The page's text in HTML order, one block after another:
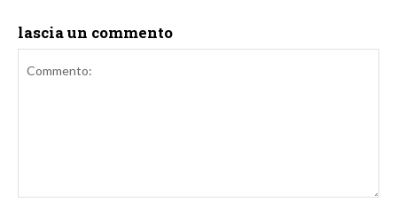
lascia un commento